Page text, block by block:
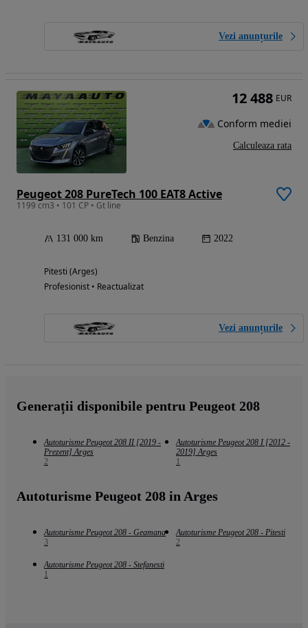
Vezi anunțurile
Peugeot 208 PureTech 100 EAT8 Active
1199 cm3 • 101 CP • Gt line
131 000 km Benzina 2022
Pitesti (Arges)
Profesionist • Reactualizat
Vezi anunțurile
12 488 EUR
Conform mediei
Calculeaza rata
Generații disponibile pentru Peugeot 208
Autoturisme Peugeot 208 II [2019 -
Prezent] Arges
2
Autoturisme Peugeot 208 I [2012 -
2019] Arges
1
Autoturisme Peugeot 208 in Arges
Autoturisme Peugeot 208 - Geamana
3
Autoturisme Peugeot 208 - Pitesti
2
Autoturisme Peugeot 208 - Stefanesti
1